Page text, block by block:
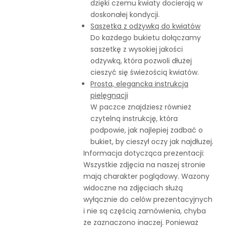
dzięki czemu kwiaty docierają w
doskonałej kondycji.
Saszetka z odżywką do kwiatów
Do każdego bukietu dołączamy
saszetkę z wysokiej jakości
odżywką, która pozwoli dłużej
cieszyć się świeżością kwiatów.
Prosta, elegancka instrukcja
pielęgnacji
W paczce znajdziesz również
czytelną instrukcję, która
podpowie, jak najlepiej zadbać o
bukiet, by cieszył oczy jak najdłużej.
Informacja dotycząca prezentacji:
Wszystkie zdjęcia na naszej stronie
mają charakter poglądowy. Wazony
widoczne na zdjęciach służą
wyłącznie do celów prezentacyjnych
i nie są częścią zamówienia, chyba
że zaznaczono inaczej. Ponieważ